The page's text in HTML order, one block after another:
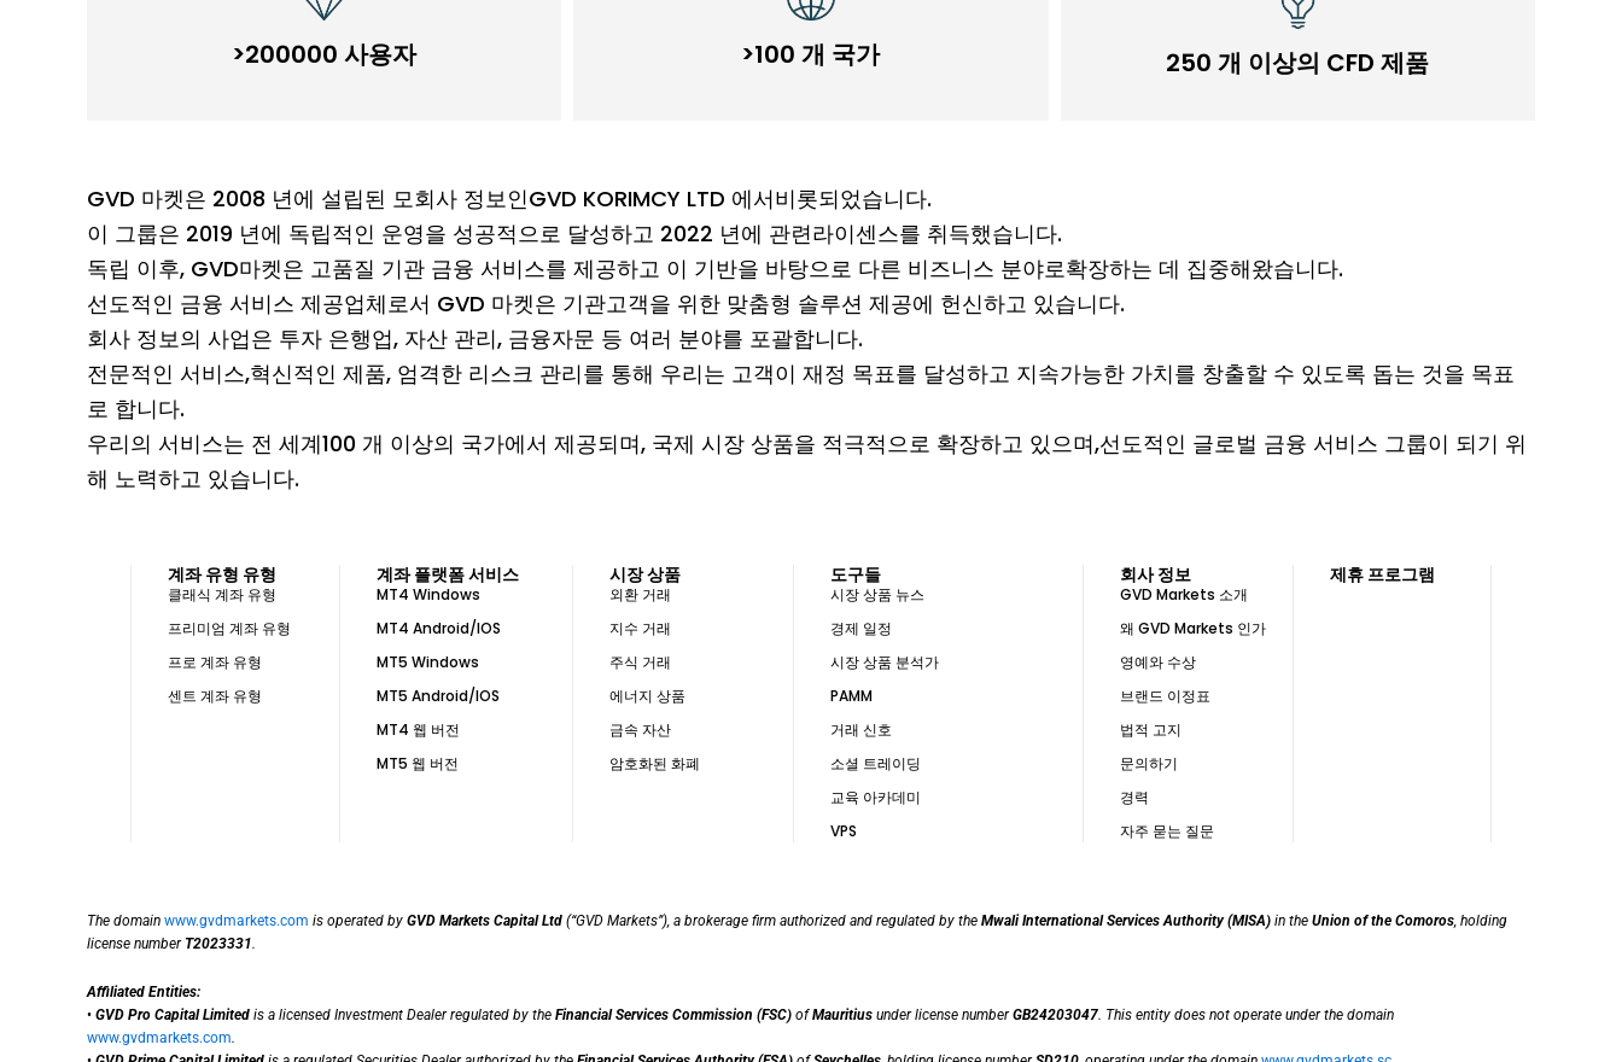
>200000 사용자 >100 개 국가 250 개 이상의 CFD 제품
GVD 마켓은 2008 년에 설립된 모회사 정보인GVD KORIMCY LTD 에서비롯되었습니다.
이 그룹은 2019 년에 독립적인 운영을 성공적으로 달성하고 2022 년에 관련라이센스를 취득했습니다.
독립 이후, GVD마켓은 고품질 기관 금융 서비스를 제공하고 이 기반을 바탕으로 다른 비즈니스 분야로확장하는 데 집중해왔습니다.
선도적인 금융 서비스 제공업체로서 GVD 마켓은 기관고객을 위한 맞춤형 솔루션 제공에 헌신하고 있습니다.
회사 정보의 사업은 투자 은행업, 자산 관리, 금융자문 등 여러 분야를 포괄합니다.
전문적인 서비스,혁신적인 제품, 엄격한 리스크 관리를 통해 우리는 고객이 재정 목표를 달성하고 지속가능한 가치를 창출할 수 있도록 돕는 것을 목표
로 합니다.
우리의 서비스는 전 세계100 개 이상의 국가에서 제공되며, 국제 시장 상품을 적극적으로 확장하고 있으며,선도적인 글로벌 금융 서비스 그룹이 되기 위
해 노력하고 있습니다.
계좌 유형 유형
클래식 계좌 유형
프리미엄 계좌 유형
프로 계좌 유형
센트 계좌 유형
계좌 플랫폼 서비스
MT4 Windows
MT4 Android/IOS
MT5 Windows
MT5 Android/IOS
MT4 웹 버전
MT5 웹 버전
시장 상품
외환 거래
지수 거래
주식 거래
에너지 상품
금속 자산
암호화된 화폐
도구들
시장 상품 뉴스
경제 일정
시장 상품 분석가
PAMM
거래 신호
소셜 트레이딩
교육 아카데미
VPS
회사 정보
GVD Markets 소개
왜 GVD Markets 인가
영예와 수상
브랜드 이정표
법적 고지
문의하기
경력
자주 묻는 질문
제휴 프로그램
The domain www.gvdmarkets.com is operated by GVD Markets Capital Ltd (“GVD Markets”), a brokerage firm authorized and regulated by the Mwali International Services Authority (MISA) in the Union of the Comoros, holding
license number T2023331.
Affiliated Entities:
• GVD Pro Capital Limited is a licensed Investment Dealer regulated by the Financial Services Commission (FSC) ofMauritius under license numberGB24203047. This entity does not operate under the domain
www.gvdmarkets.com.